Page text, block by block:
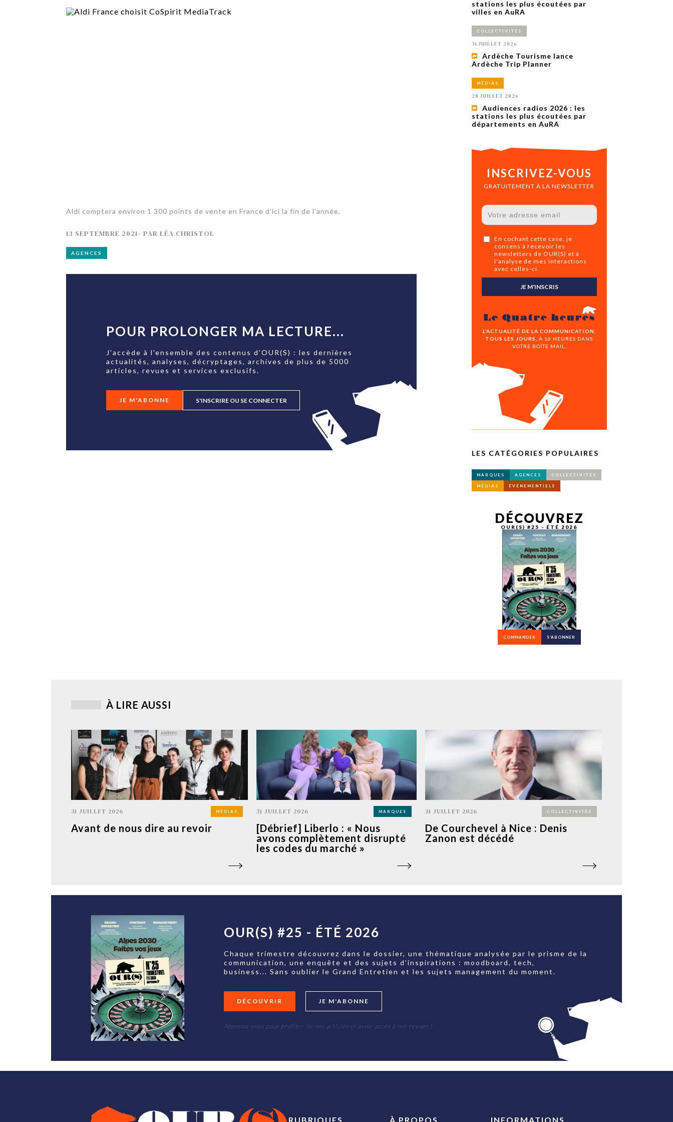
SERVICES
saison autour de son concept autour de
marketing et communication, revient sur
1 AN
Aldi comptera environ 1 300 points de vente en France d'ici la fin de l'année.
13 SEPTEMBRE 2021- PARLÉA CHRISTOL
AGENCES
POUR PROLONGER MA LECTURE...
J'accède à l'ensemble des contenus d'OUR(S) : les dernières
actualités, analyses, décryptages, archives de plus de 5000
articles, revues et services exclusifs.
JE M'ABONNE S'INSCRIRE OU SE CONNECTER
stations les plus écoutées par
villes en AuRA
COLLECTIVITÉS
31 JUILLET 2026
Ardèche Tourisme lance
Ardèche Trip Planner
MÉDIAS
28 JUILLET 2026
Audiences radios 2026 : les
stations les plus écoutées par
départements en AuRA
INSCRIVEZ-VOUS
GRATUITEMENT À LA NEWSLETTER
En cochant cette case, je
consens à recevoir les
newsletters de OUR(S) et à
l'analyse de mes interactions
avec celles-ci.
JE M'INSCRIS
Le Quatre heures
L’ACTUALITÉ DE LA COMMUNICATION,
TOUS LES JOURS,
À 16 HEURES DANS
VOTRE BOÎTE MAIL.
LES CATÉGORIES POPULAIRES
MARQUES AGENCES COLLECTIVITÉS
MÉDIAS ÉVÉNEMENTIELS
DÉCOUVREZ
OUR(S) #25 - ÉTÉ 2026
COMMANDER S’ABONNER
À LIRE AUSSI
31 JUILLET 2026 MÉDIAS
Avant de nous dire au revoir
31 JUILLET 2026 MARQUES
[Débrief] Liberlo : « Nous
avons complètement disrupté
les codes du marché »
31 JUILLET 2026 COLLECTIVITÉS
De Courchevel à Nice : Denis
Zanon est décédé
OUR(S) #25 - ÉTÉ 2026
Chaque trimestre découvrez dans le dossier, une thématique analysée par le prisme de la
communication, une enquête et des sujets d'inspirations : moodboard, tech,
business... Sans oublier le Grand Entretien et les sujets management du moment.
DÉCOUVRIR JE M'ABONNE
Abonnez-vous pour profiter de nos articles et avoir accès à nos revues !
RUBRIQUES À PROPOS INFORMATIONS